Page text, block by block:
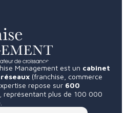
Management est un cabinet
(franchise, commerce
repose sur 600
, représentant plus de 100 000